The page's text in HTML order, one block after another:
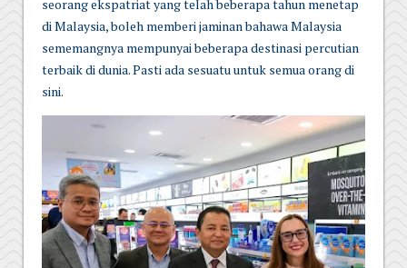
seorang ekspatriat yang telah beberapa tahun menetap
di Malaysia, boleh memberi jaminan bahawa Malaysia
sememangnya mempunyai beberapa destinasi percutian
terbaik di dunia. Pasti ada sesuatu untuk semua orang di
sini.